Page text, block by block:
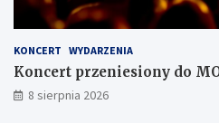
KONCERT WYDARZENIA
Koncert przeniesiony do
8 sierpnia 2026